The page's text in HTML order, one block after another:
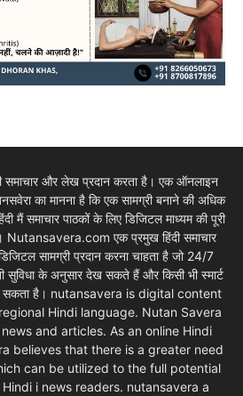
समाचार और लेख प्रदान करता है। एक ऑनलाइन
का मानना है कि एक सामग्री बनाने की अधिक
मैं समाचार पाठकों के लिए डिजिटल माध्यम की पूरी
Nutansavera.com एक प्रमुख हिंदी समाचार
सामग्री प्रदान करना चाहता है जो 24/7
सुविधा के अनुसार देख सकते हैं और किसी भी स्मार्ट
सकता है। nutansavera is digital content
Hindi language. Nutan Savera
and articles. As an online Hindi
believes that there is a greater need
can be utilized to the full potential
i news readers. nutansavera a